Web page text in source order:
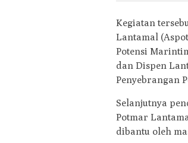
Kegiatan
Lantamal
Potensi
dan Dispen
Penyebrangan
Selanjutnya
Potmar
dibantu oleh